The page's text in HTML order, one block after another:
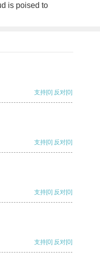
is poised to
支持[0] 反对[0]
支持[0] 反对[0]
支持[0] 反对[0]
支持[0] 反对[0]